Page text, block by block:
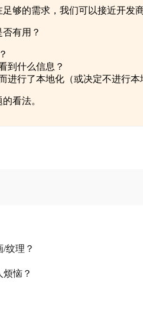
够的需求，我们可以接近开发
有用？
到什么信息？
进行了本地化（或决定不进行本
看法。
纹理？
恼？